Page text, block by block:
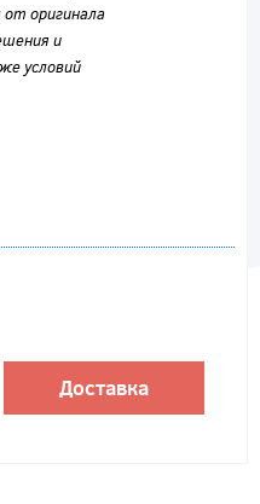
оригинала
и
условий
Доставка